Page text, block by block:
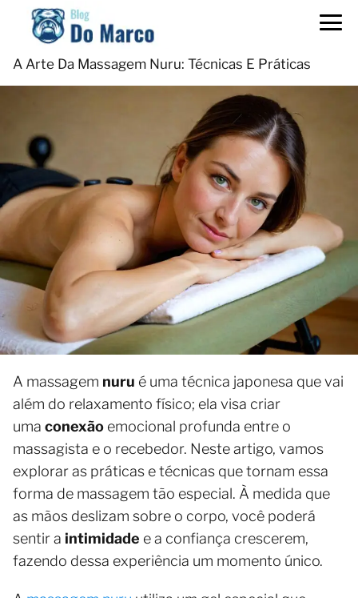
A Arte Da Massagem Nuru: Técnicas E Práticas
A massagem nuru é uma técnica japonesa que vai
além do relaxamento físico; ela visa criar
uma conexão emocional profunda entre o
massagista e o recebedor. Neste artigo, vamos
explorar as práticas e técnicas que tornam essa
forma de massagem tão especial. À medida que
as mãos deslizam sobre o corpo, você poderá
sentir a intimidade e a confiança crescerem,
fazendo dessa experiência um momento único.